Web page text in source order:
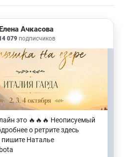
Ачкасова
079подписчиков
как мысль: «Это
мной».
это 🔥🔥🔥 Неописуемый
о ретрите здесь
пишите Наталье